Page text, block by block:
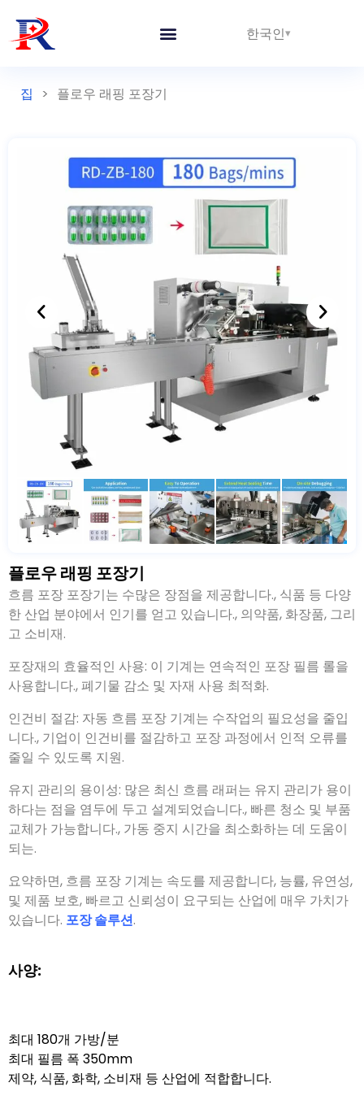
한국인
집 > 플로우 래핑 포장기
플로우 래핑 포장기
흐름 포장 포장기는 수많은 장점을 제공합니다., 식품 등 다양
한 산업 분야에서 인기를 얻고 있습니다., 의약품, 화장품, 그리
고 소비재.
포장재의 효율적인 사용: 이 기계는 연속적인 포장 필름 롤을
사용합니다., 폐기물 감소 및 자재 사용 최적화.
인건비 절감: 자동 흐름 포장 기계는 수작업의 필요성을 줄입
니다., 기업이 인건비를 절감하고 포장 과정에서 인적 오류를
줄일 수 있도록 지원.
유지 관리의 용이성: 많은 최신 흐름 래퍼는 유지 관리가 용이
하다는 점을 염두에 두고 설계되었습니다., 빠른 청소 및 부품
교체가 가능합니다., 가동 중지 시간을 최소화하는 데 도움이
되는.
요약하면, 흐름 포장 기계는 속도를 제공합니다, 능률, 유연성,
및 제품 보호, 빠르고 신뢰성이 요구되는 산업에 매우 가치가
있습니다. 포장 솔루션.
사양:
최대 180개 가방/분
최대 필름 폭 350mm
제약, 식품, 화학, 소비재 등 산업에 적합합니다.